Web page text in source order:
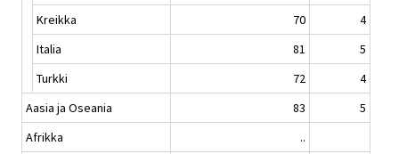
Kreikka
70
4
Italia
81
5
Turkki
72
4
Aasia ja Oseania
83
5
Afrikka
..